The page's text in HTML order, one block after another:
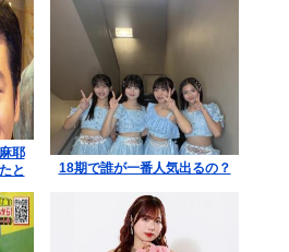
耶
と
18期で誰が一番人気出るの？